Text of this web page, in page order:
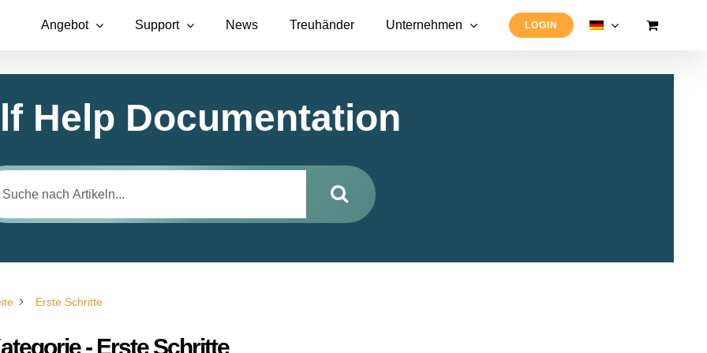
Angebot Support News Treuhänder Unternehmen LOGIN
Help Documentation
Erste Schritte
- Erste Schritte